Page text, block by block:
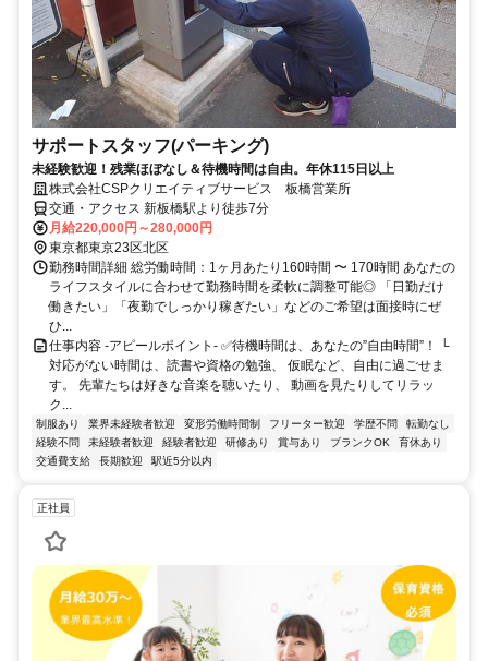
サポートスタッフ(パーキング)
未経験歓迎！残業ほぼなし＆待機時間は自由。年休115日以上
株式会社CSPクリエイティブサービス 板橋営業所
交通・アクセス 新板橋駅より徒歩7分
月給220,000円～280,000円
東京都東京23区北区
勤務時間詳細 総労働時間：1ヶ月あたり160時間 〜 170時間 あなたの
ライフスタイルに合わせて勤務時間を柔軟に調整可能◎ 「日勤だけ
働きたい」「夜勤でしっかり稼ぎたい」などのご希望は面接時にぜ
ひ...
仕事内容 -アピールポイント- ✅待機時間は、あなたの”自由時間”！ └
対応がない時間は、読書や資格の勉強、 仮眠など、自由に過ごせま
す。 先輩たちは好きな音楽を聴いたり、 動画を見たりしてリラッ
ク...
制服あり 業界未経験者歓迎 変形労働時間制 フリーター歓迎 学歴不問
転勤なし
経験不問
未経験者歓迎 経験者歓迎 研修あり 賞与あり ブランクOK
育休あり
交通費支給
長期歓迎 駅近5分以内
正社員